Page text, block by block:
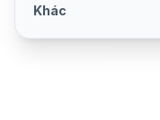
Khác